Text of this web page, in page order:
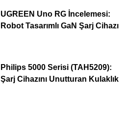
UGREEN Uno RG İncelemesi:
Robot Tasarımlı GaN Şarj Cihazı
Philips 5000 Serisi (TAH5209):
Şarj Cihazını Unutturan Kulaklık